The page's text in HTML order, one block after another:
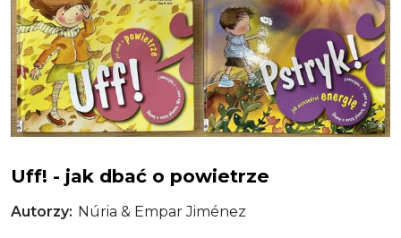
Uff! - jak dbać o powietrze
Autorzy Núria & Empar Jiménez